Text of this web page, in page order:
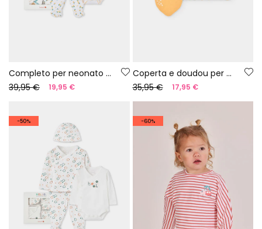
Completo per neonato con stampa di limoni
39,95 €
19,95 €
Coperta e doudou per neonato stampati
35,95 €
17,95 €
-50% -60%